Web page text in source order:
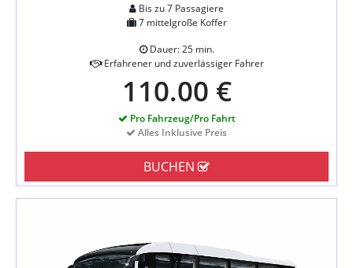
Bis zu 7 Passagiere
7 mittelgroße Koffer
Dauer: 25 min.
Erfahrener und zuverlässiger Fahrer
110.00 €
Pro Fahrzeug/Pro Fahrt
Alles Inklusive Preis
BUCHEN